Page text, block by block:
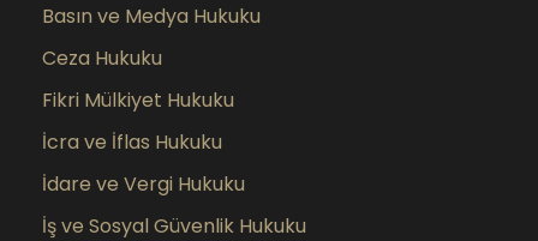
Basın ve Medya Hukuku
Ceza Hukuku
Fikri Mülkiyet Hukuku
İcra ve İflas Hukuku
İdare ve Vergi Hukuku
İş ve Sosyal Güvenlik Hukuku